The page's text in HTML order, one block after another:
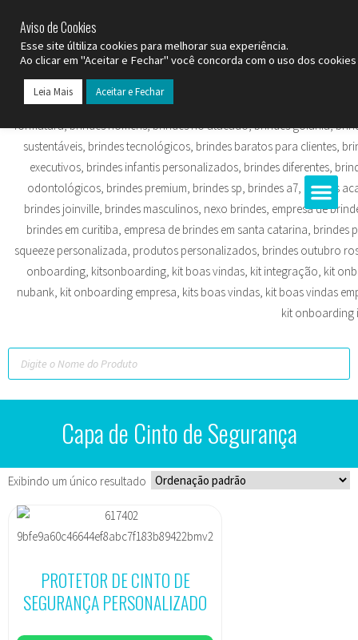
Capa de Cinto de Segurança
Exibindo um único resultado
PROTETOR DE CINTO DE
SEGURANÇA PERSONALIZADO
Aviso de Cookies
Esse site últiliza cookies para melhorar sua experiência.
Ao clicar em "Aceitar e Fechar" você concorda com o uso dos
Leia Mais Aceitar e Fechar